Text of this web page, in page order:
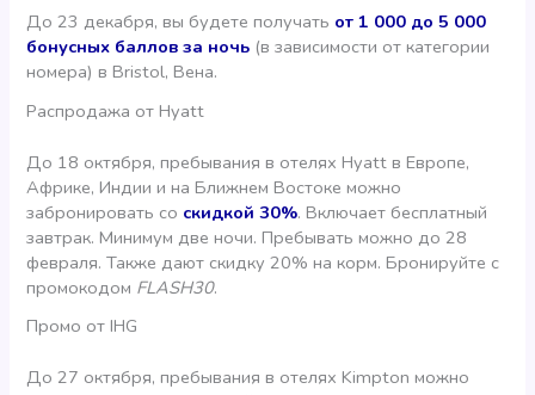
До 23 декабря, вы будете получать от 1 000 до 5 000
бонусных баллов за ночь (в зависимости от категории
номера) в Bristol, Вена.
Распродажа от Hyatt
До 18 октября, пребывания в отелях Hyatt в Европе,
Африке, Индии и на Ближнем Востоке можно
забронировать со скидкой 30%. Включает бесплатный
завтрак. Минимум две ночи. Пребывать можно до 28
февраля. Также дают скидку 20% на корм. Бронируйте с
промокодом FLASH30.
Промо от IHG
До 27 октября, пребывания в отелях Kimpton можно